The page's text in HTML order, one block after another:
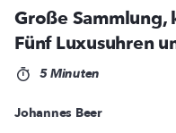
Große
Fünf Luxusuhren
5 Minuten
Johannes Beer